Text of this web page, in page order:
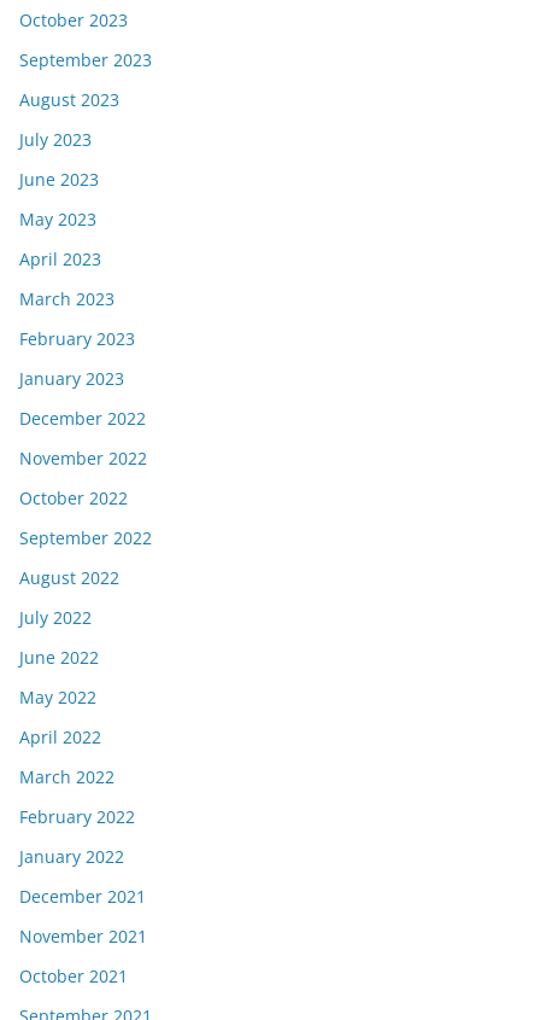
October 2023
September 2023
August 2023
July 2023
June 2023
May 2023
April 2023
March 2023
February 2023
January 2023
December 2022
November 2022
October 2022
September 2022
August 2022
July 2022
June 2022
May 2022
April 2022
March 2022
February 2022
January 2022
December 2021
November 2021
October 2021